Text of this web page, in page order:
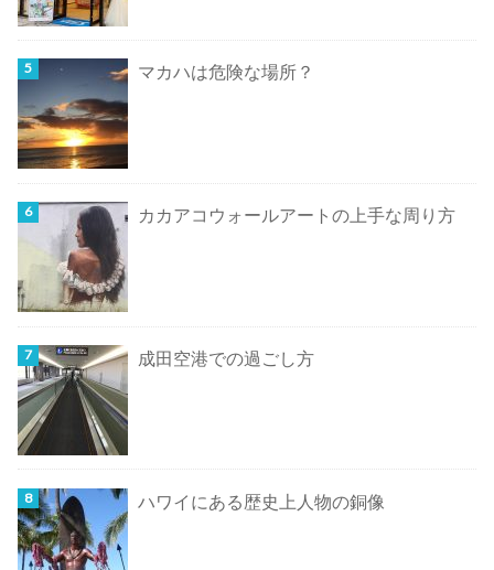
マカハは危険な場所？
カカアコウォールアートの上手な周り方
成田空港での過ごし方
ハワイにある歴史上人物の銅像